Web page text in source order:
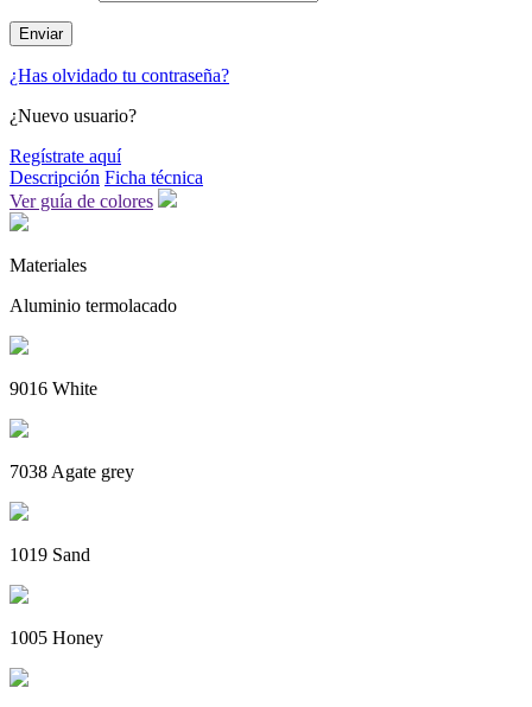
¿Has olvidado tu contraseña?
¿Nuevo usuario?
Regístrate aquí
Descripción Ficha técnica
Ver guía de colores
Materiales
Aluminio termolacado
9016 White
7038 Agate grey
1019 Sand
1005 Honey